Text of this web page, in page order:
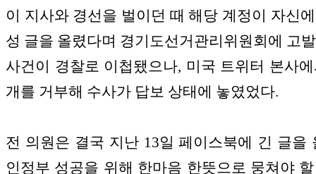
이 지사와 경선을 벌이던 때 해당 계정이 자신
성 글을 올렸다며 경기도선거관리위원회에 고
사건이 경찰로 이첩됐으나, 미국 트위터 본사
개를 거부해 수사가 답보 상태에 놓였었다.
전 의원은 결국 지난 13일 페이스북에 긴 글을
인정부 성공을 위해 한마음 한뜻으로 뭉쳐야